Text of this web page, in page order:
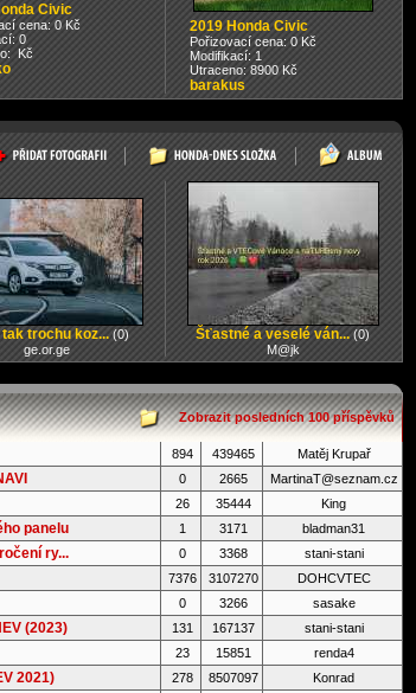
Civic
cena: 0 Kč
0
Kč
2019 Honda Civic
Pořizovací cena: 0 Kč
Modifikací: 1
Utraceno: 8900 Kč
barakus
trochu koz...(0)
ge.or.ge
Šťastné a veselé ván... (0)
M@jk
Zobrazit posledních 100 příspěvků
894 439465 Matěj Krupař
0 2665 MartinaT@seznam.cz
26 35444 King
panelu 1 3171 bladman31
ry... 0 3368 stani-stani
7376 3107270 DOHCVTEC
0 3266 sasake
(2023) 131 167137 stani-stani
23 15851 renda4
2021) 278 8507097 Konrad